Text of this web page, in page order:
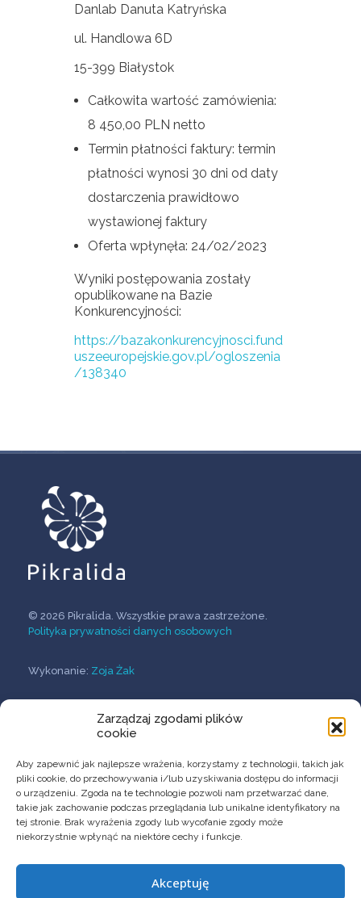
Zarządzaj zgodami plików
cookie
Aby zapewnić jak najlepsze wrażenia, korzystamy z technologii, takich jak
pliki cookie, do przechowywania i/lub uzyskiwania dostępu do informacji
o urządzeniu. Zgoda na te technologie pozwoli nam przetwarzać dane,
takie jak zachowanie podczas przeglądania lub unikalne identyfikatory na
tej stronie. Brak wyrażenia zgody lub wycofanie zgody może
niekorzystnie wpłynąć na niektóre cechy i funkcje.
Akceptuję
Danlab Danuta Katryńska
ul. Handlowa 6D
15-399 Białystok
Całkowita wartość zamówienia:
8 450,00 PLN netto
Termin płatności faktury: termin
płatności wynosi 30 dni od daty
dostarczenia prawidłowo
wystawionej faktury
Oferta wpłynęła: 24/02/2023
Wyniki postępowania zostały
opublikowane na Bazie
Konkurencyjności:
https://bazakonkurencyjnosci.fund
uszeeuropejskie.gov.pl/ogloszenia
/138340
© 2026 Pikralida. Wszystkie prawa zastrzeżone.
Polityka prywatności danych osobowych
Wykonanie: Zoja Żak
O Firmie
Innowacyjne formulacje
Usługi B+R
KONTAKT